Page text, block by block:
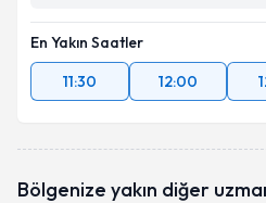
En Yakın Saatler
11:30
12:00
Bölgenize yakın diğer